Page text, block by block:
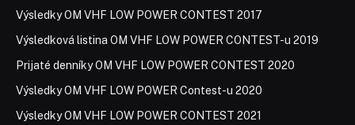
Výsledky OM VHF LOW POWER CONTEST 2017
Výsledková listina OM VHF LOW POWER CONTEST-u 2019
Prijaté denníky OM VHF LOW POWER CONTEST 2020
Výsledky OM VHF LOW POWER Contest-u 2020
Výsledky OM VHF LOW POWER CONTEST 2021